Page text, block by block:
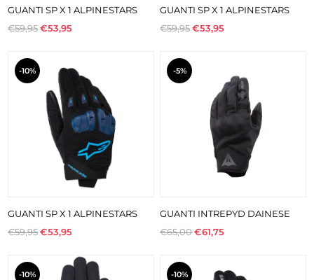
GUANTI SP X 1 ALPINESTARS
€59,95€53,95
GUANTI SP X 1 ALPINESTARS
€59,95€53,95
-10%
GUANTI SP X 1 ALPINESTARS
€59,95€53,95
-5%
GUANTI INTREPYD DAINESE
€65,00€61,75
-10% -10%